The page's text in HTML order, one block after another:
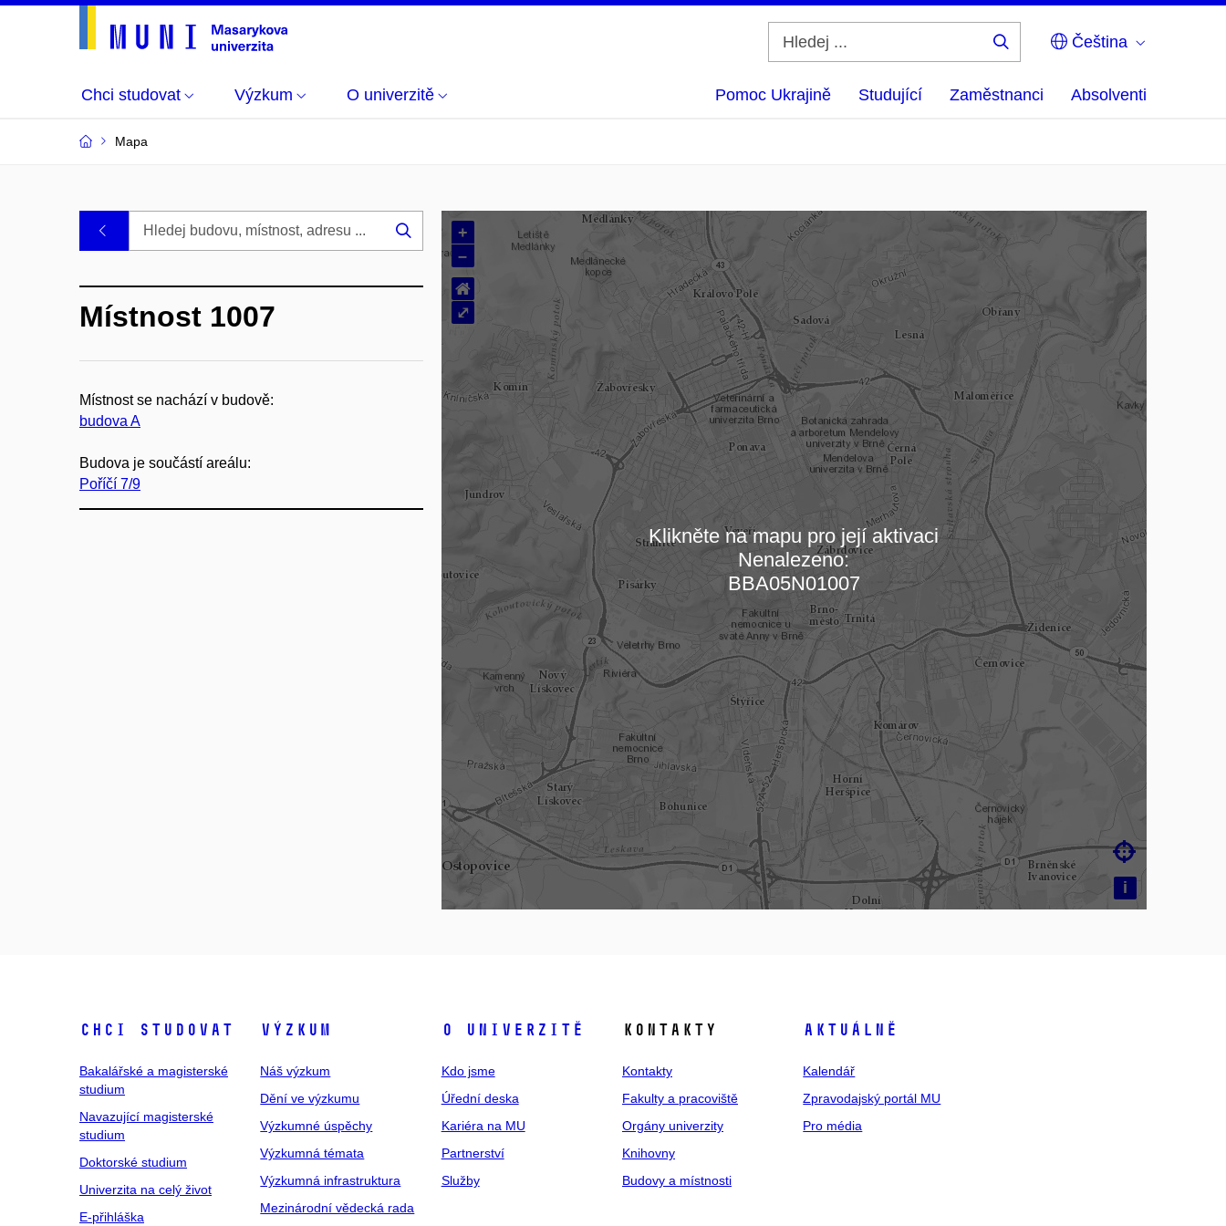
Čeština
Chci studovat Výzkum O univerzitě Pomoc Ukrajině Studující Zaměstnanci Absolventi
Mapa
Budovy
místnosti
Načítám mapu…
+
–
i

⌂
⤢
Klikněte na mapu pro její aktivaci
Nenalezeno:
BBA05N01007
Hledej
Místnost 1007
Místnost se nachází v budově:
budova A
Budova je součástí areálu:
Poříčí 7/9
Chci studovat
Bakalářské a magisterské
studium
Navazující magisterské
studium
Doktorské studium
Univerzita na celý život
E-přihláška
Výzkum
Náš výzkum
Dění ve výzkumu
Výzkumné úspěchy
Výzkumná témata
Výzkumná infrastruktura
Mezinárodní vědecká rada
O univerzitě
Kdo jsme
Úřední deska
Kariéra na MU
Partnerství
Služby
Kontakty
Kontakty
Fakulty a pracoviště
Orgány univerzity
Knihovny
Budovy a místnosti
Aktuálně
Kalendář
Zpravodajský portál MU
Pro média